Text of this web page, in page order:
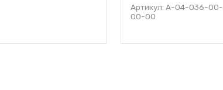
Артикул: А-04-036-00-
00-00